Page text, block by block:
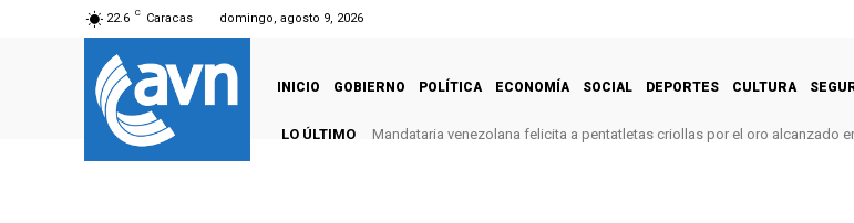
22.6 C Caracas domingo, agosto 9, 2026
INICIO GOBIERNO POLÍTICA ECONOMÍA SOCIAL DEPORTES CULTURA
LO ÚLTIMO Mandataria venezolana felicita a pentatletas criollas por el oro alcanzado